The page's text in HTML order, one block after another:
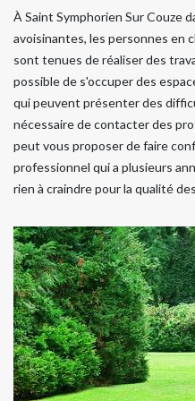
À Saint Symphorien Sur Couze
avoisinantes, les personnes en
sont tenues de réaliser des
possible de s'occuper des
qui peuvent présenter des
nécessaire de contacter des
peut vous proposer de faire
professionnel qui a plusieurs
rien à craindre pour la qualité